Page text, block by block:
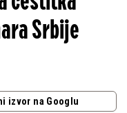
Srbije
izvor na Googlu